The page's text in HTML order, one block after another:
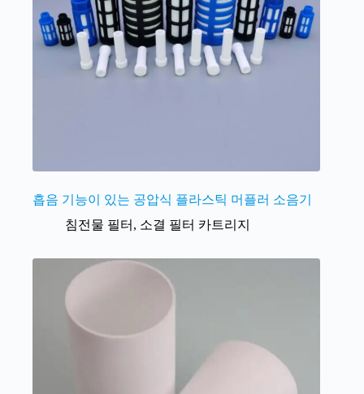
흡음 기능이 있는 공압식 플라스틱 머플러 소음기
침전물 필터 , 소결 필터 카트리지